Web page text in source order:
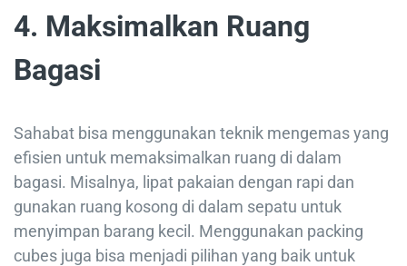
4. Maksimalkan Ruang
Bagasi
Sahabat bisa menggunakan teknik mengemas yang
efisien untuk memaksimalkan ruang di dalam
bagasi. Misalnya, lipat pakaian dengan rapi dan
gunakan ruang kosong di dalam sepatu untuk
menyimpan barang kecil. Menggunakan packing
cubes juga bisa menjadi pilihan yang baik untuk